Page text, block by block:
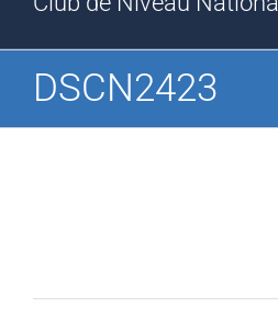
DSCN2423